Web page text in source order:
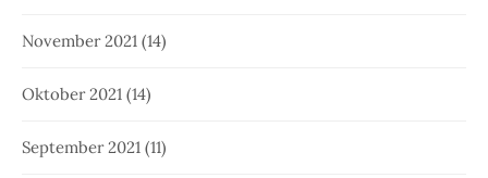
November 2021 (14)
Oktober 2021 (14)
September 2021 (11)